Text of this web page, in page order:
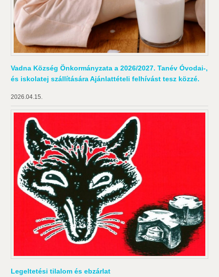
Vadna Község Önkormányzata a 2026/2027. Tanév Óvodai-,
és iskolatej szállítására Ajánlattételi felhívást tesz közzé.
2026.04.15.
Legeltetési tilalom és ebzárlat